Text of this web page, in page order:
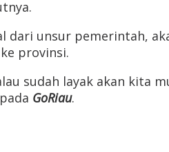
dari unsur pemerintah,
provinsi.
sudah layak akan kita
GoRiau.